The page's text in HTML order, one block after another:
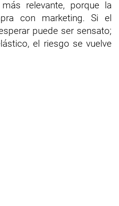
relevante, porque la
con marketing. Si el
puede ser sensato;
el riesgo se vuelve